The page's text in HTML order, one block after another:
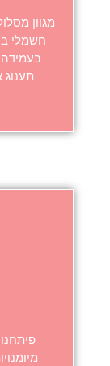
מגוון
בעמידה
תענוג
פיתחנו